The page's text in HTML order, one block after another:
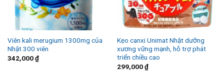
Viên kali merugium 1300mg của
Nhật 300 viên
342,000₫
Kẹo canxi Unimat Nhật dưỡng
xương vững mạnh, hỗ trợ phát
triển chiều cao
299,000₫